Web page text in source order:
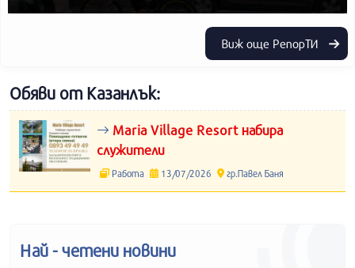
Виж още РепорТИ
Обяви от Казанлък:
Maria Village Resort набира
служители
Работа 13/07/2026 гр.Павел Баня
Най - четени новини